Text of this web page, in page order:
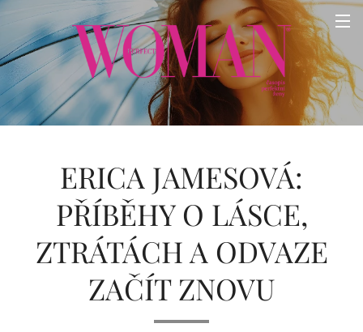
ERICA JAMESOVÁ:
PŘÍBĚHY O LÁSCE,
ZTRÁTÁCH A ODVAZE
ZAČÍT ZNOVU